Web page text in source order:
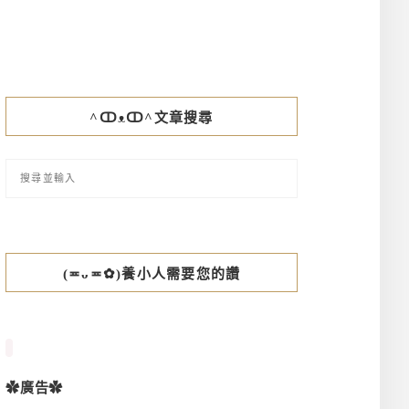
^ↀᴥↀ^文章搜尋
(≖ᴗ≖✿)養小人需要您的讚
✿廣告✿